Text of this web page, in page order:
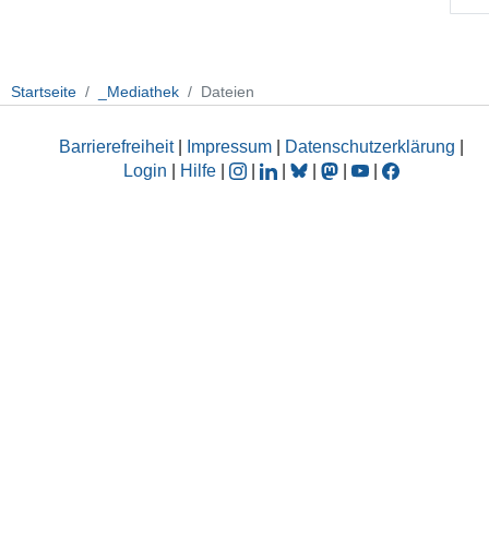
Startseite _Mediathek Dateien
Barrierefreiheit| Impressum Datenschutzerklärung
Login
Hilfe